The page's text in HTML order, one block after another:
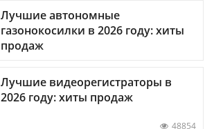
Лучшие автономные
газонокосилки в 2026 году: хиты
продаж
Лучшие видеорегистраторы в
2026 году: хиты продаж
48854